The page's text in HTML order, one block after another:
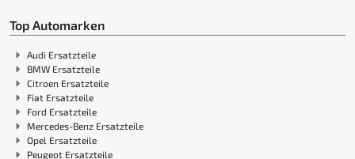
Top Automarken
Audi Ersatzteile
BMW Ersatzteile
Citroen Ersatzteile
Fiat Ersatzteile
Ford Ersatzteile
Mercedes-Benz Ersatzteile
Opel Ersatzteile
Peugeot Ersatzteile